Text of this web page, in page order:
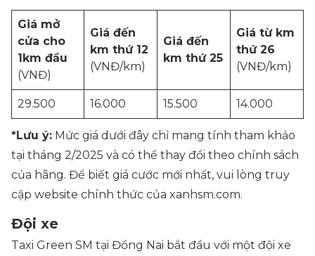
Giá mở
cửa cho
1km đầu
(VNĐ)
Giá đến
km thứ 12
(VNĐ/km)
Giá đến
km thứ 25
Giá từ km
thứ 26
(VNĐ/km)
29.500 16.000 15.500 14.000
*Lưu ý: Mức giá dưới đây chỉ mang tính tham khảo
tại tháng 2/2025 và có thể thay đổi theo chính sách
của hãng. Để biết giá cước mới nhất, vui lòng truy
cập website chính thức của xanhsm.com.
Đội xe
Taxi Green SM tại Đồng Nai bắt đầu với một đội xe